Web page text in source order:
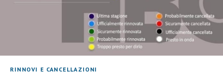
RINNOVI E CANCELLAZIONI